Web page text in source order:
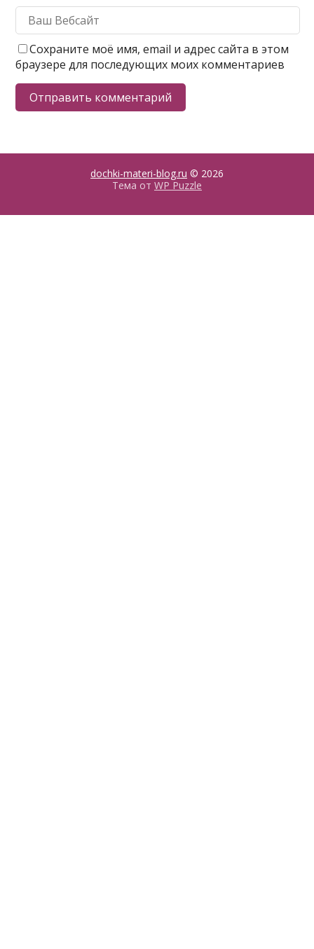
Сохраните моё имя, email и адрес сайта в этом
браузере для последующих моих комментариев
dochki-materi-blog.ru © 2026
Тема от WP Puzzle